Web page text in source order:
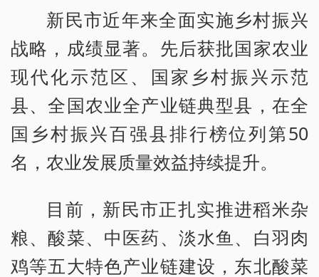
新民市近年来全面实施乡村振兴
战略，成绩显著。先后获批国家农业
现代化示范区、国家乡村振兴示范
县、全国农业全产业链典型县，在全
国乡村振兴百强县排行榜位列第50
名，农业发展质量效益持续提升。
目前，新民市正扎实推进稻米杂
粮、酸菜、中医药、淡水鱼、白羽肉
鸡等五大特色产业链建设，东北酸菜